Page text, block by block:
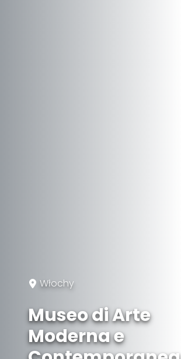
Włochy
Museo di Arte
Moderna e